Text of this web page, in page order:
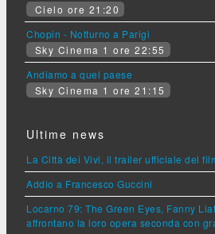
Cielo ore 21:20
Chopin - Notturno a Parigi
Sky Cinema 1 ore 22:55
Andiamo a quel paese
Sky Cinema 1 ore 21:15
Ultime news
La Città dei Vivi, il trailer ufficiale del
Addio a Francesco Guccini
Locarno 79: The Green Eyes, Fanny
affrontano la loro opera seconda con